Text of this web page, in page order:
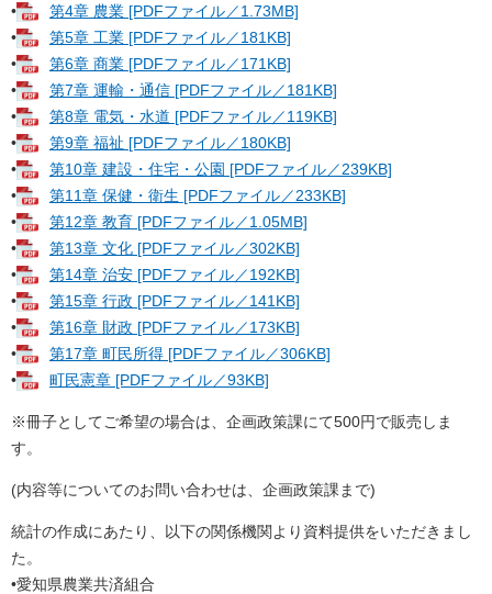
•
第4章 農業 [PDFファイル／1.73MB]
•
第5章 工業 [PDFファイル／181KB]
•
第6章 商業 [PDFファイル／171KB]
•
第7章 運輸・通信 [PDFファイル／181KB]
•
第8章 電気・水道 [PDFファイル／119KB]
•
第9章 福祉 [PDFファイル／180KB]
•
第10章 建設・住宅・公園 [PDFファイル／239KB]
•
第11章 保健・衛生 [PDFファイル／233KB]
•
第12章 教育 [PDFファイル／1.05MB]
•
第13章 文化 [PDFファイル／302KB]
•
第14章 治安 [PDFファイル／192KB]
•
第15章 行政 [PDFファイル／141KB]
•
第16章 財政 [PDFファイル／173KB]
•
第17章 町民所得 [PDFファイル／306KB]
•
町民憲章 [PDFファイル／93KB]
※冊子としてご希望の場合は、企画政策課にて500円で販売しま
す。
(内容等についてのお問い合わせは、企画政策課まで)
統計の作成にあたり、以下の関係機関より資料提供をいただきまし
た。
•愛知県農業共済組合